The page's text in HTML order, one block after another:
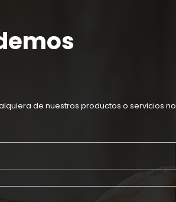
de nuestros productos o servicios no